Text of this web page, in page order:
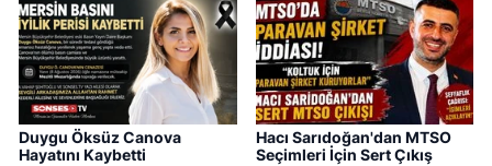
Duygu Öksüz Canova
Hayatını Kaybetti
Hacı Sarıdoğan'dan MTSO
Seçimleri İçin Sert Çıkış